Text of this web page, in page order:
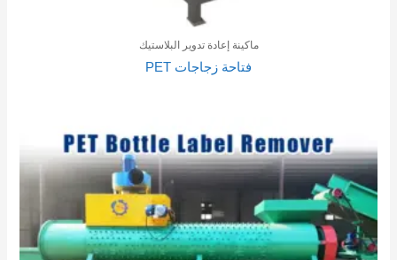
ماكينة إعادة تدوير البلاستيك
فتاحة زجاجات PET